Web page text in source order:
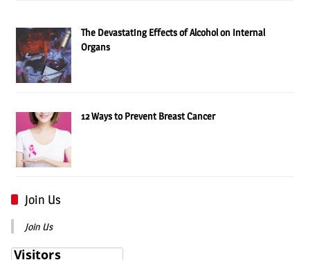
The Devastating Effects of Alcohol on Internal
Organs
12 Ways to Prevent Breast Cancer
Join Us
Join Us